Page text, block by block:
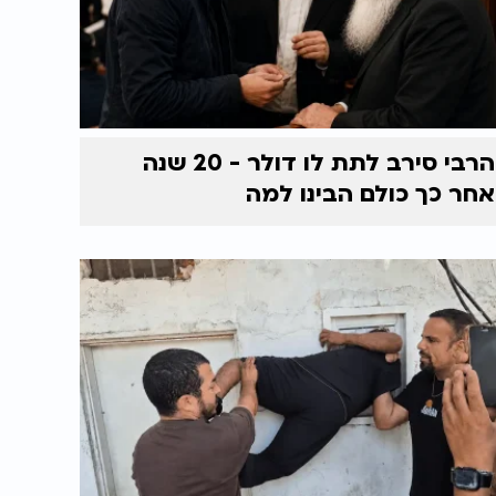
הרבי סירב לתת לו דולר - 20 שנה
אחר כך כולם הבינו למה